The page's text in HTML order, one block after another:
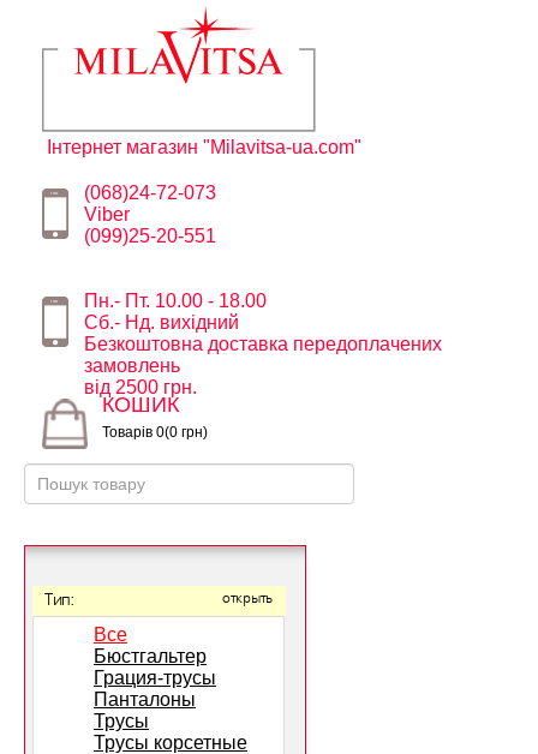
Інтернет магазин "Milavitsa-ua.com"
(068)24-72-073
Viber
(099)25-20-551
Пн.- Пт. 10.00 - 18.00
Сб.- Нд. вихідний
Безкоштовна доставка передоплачених
замовлень
від 2500 грн.
КОШИК
Товарів 0(0 грн)
Тип: открыть
Все
Бюстгальтер
Грация-трусы
Панталоны
Трусы
Трусы корсетные